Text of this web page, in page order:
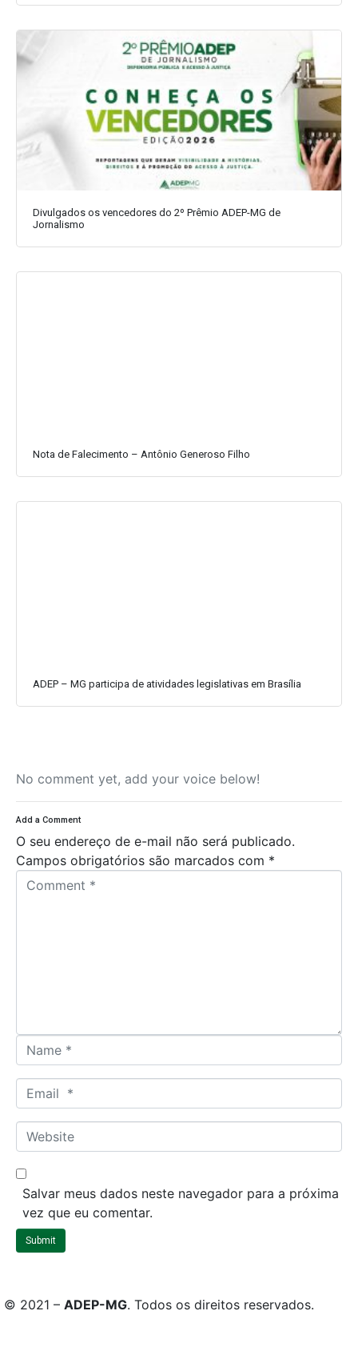
Divulgados os vencedores do 2º Prêmio ADEP-MG de
Jornalismo
Nota de Falecimento – Antônio Generoso Filho
ADEP – MG participa de atividades legislativas em Brasília
No comment yet, add your voice below!
Add a Comment
O seu endereço de e-mail não será publicado.
Campos obrigatórios são marcados com *
a
m
*
m
a
*
W
e
b
t
Salvar meus dados neste navegador para a próxima
vez que eu comentar.
Submit
© 2021 – ADEP-MG. Todos os direitos reservados.